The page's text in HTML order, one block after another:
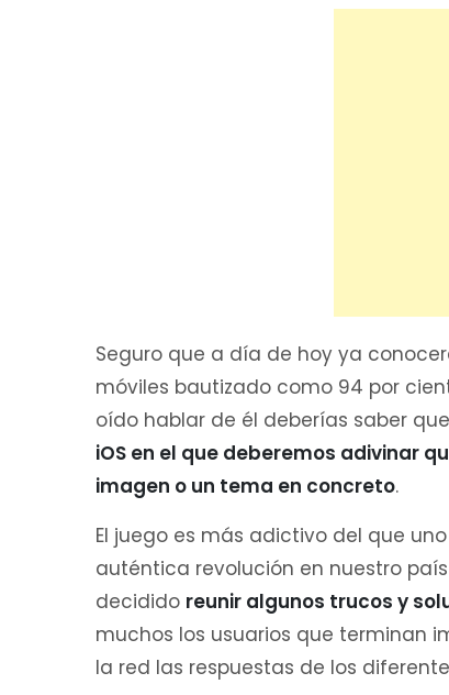
Seguro que a día de hoy ya
móviles bautizado como 94 por
oído hablar de él deberías saber que
iOS en el que deberemos adivinar
imagen o un tema en concreto.
El juego es más adictivo del que
auténtica revolución en nuestro
decidido reunir algunos trucos y
muchos los usuarios que terminan
la red las respuestas de los